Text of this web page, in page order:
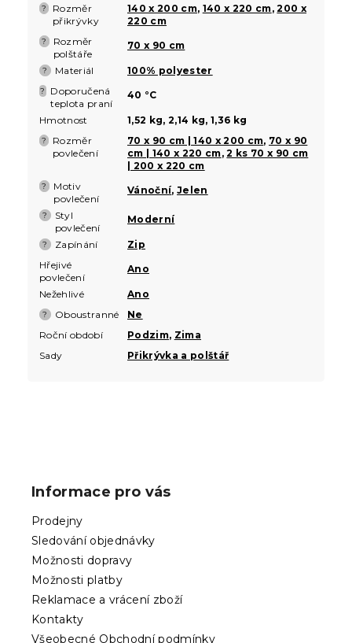
?
Rozměr
přikrývky
140 x 200 cm, 140 x 220 cm,200 x
220 cm
?
Rozměr
polštáře
70 x 90 cm
? Materiál 100% polyester
?
Doporučená
teplota praní
40 °C
Hmotnost 1,52 kg, 2,14 kg, 1,36 kg
?
Rozměr
povlečení
70 x 90 cm | 140 x 200 cm, 70 x 90
cm | 140 x 220 cm,2 ks 70 x 90 cm
| 200 x 220 cm
?
Motiv
povlečení
Vánoční,Jelen
?
Styl
povlečení
Moderní
? Zapínání
Zip
Hřejivé
povlečení
Ano
Nežehlivé Ano
? Oboustranné
Ne
Roční období
Podzim, Zima
Sady
Přikrývka a polštář
Informace pro vás
Prodejny
Sledování objednávky
Možnosti dopravy
Možnosti platby
Reklamace a vrácení zboží
Kontakty
Všeobecné Obchodní podmínky